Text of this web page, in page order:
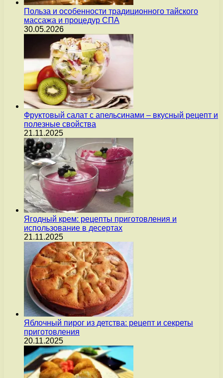
Польза и особенности традиционного тайского
массажа и процедур СПА
30.05.2026
Фруктовый салат с апельсинами – вкусный рецепт и
полезные свойства
21.11.2025
Ягодный крем: рецепты приготовления и
использование в десертах
21.11.2025
Яблочный пирог из детства: рецепт и секреты
приготовления
20.11.2025